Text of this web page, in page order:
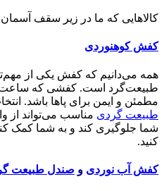
کالاهایی که ما در زیر سقف
کفش کوهنوردی
همه می‌دانیم که کفش یکی از
طبیعت‌گرد است. کفشی که
مطمئن و ایمن برای پاها باشد.
طبیعت گردی مناسب می‌تواند از
شما جلوگیری کند و به شما کمک
کنید.
کفش آب نوردی و صندل طبیعت